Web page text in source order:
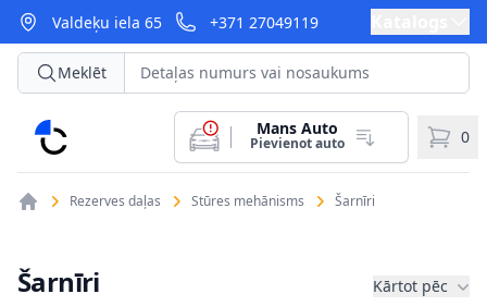
Valdeķu iela 65 +371 27049119
CarParts
Meklēt
Mans Auto
Pievienot auto 0
Rezerves daļas Stūres mehānisms Šarnīri
Šarnīri Kārtot pēc